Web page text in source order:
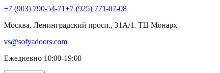
+7 (903) 790-54-71+7 (925) 771-07-08
Москва, Ленинградский просп., 31А/1. ТЦ Монарх
vs@sofyadoors.com
Ежедневно 10:00-19:00